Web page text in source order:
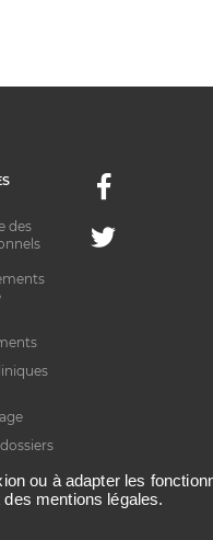
des
Facebook
Twitter
ou à adapter les
mentions légales.